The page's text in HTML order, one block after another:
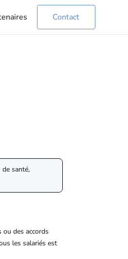
Contact
santé,
des accords
les salariés est